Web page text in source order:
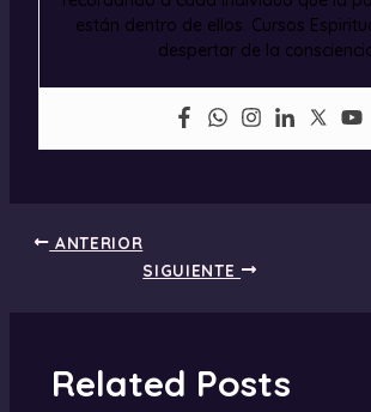
están dentro de ellos. Cursos
despertar de la
ANTERIOR
SIGUIENTE
Related Posts